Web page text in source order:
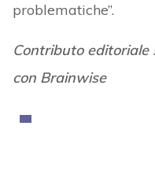
problematiche”.
Contributo editoriale
con Brainwise